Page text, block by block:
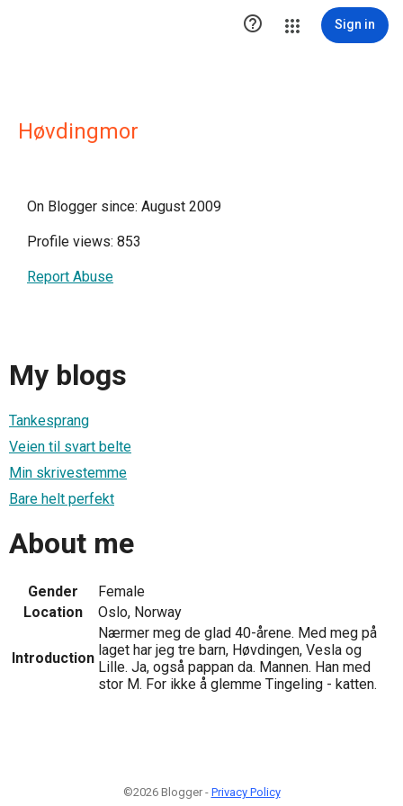
 Sign in
Høvdingmor
On Blogger since: August 2009
Profile views: 853
Report Abuse
My blogs
Tankesprang
Veien til svart belte
Min skrivestemme
Bare helt perfekt
About me
Gender
Female
Location
Oslo, Norway
Introduction
Nærmer meg de glad 40-årene. Med meg på
laget har jeg tre barn, Høvdingen, Vesla og
Lille. Ja, også pappan da. Mannen. Han med
stor M. For ikke å glemme Tingeling - katten.
©2026 Blogger - Privacy Policy